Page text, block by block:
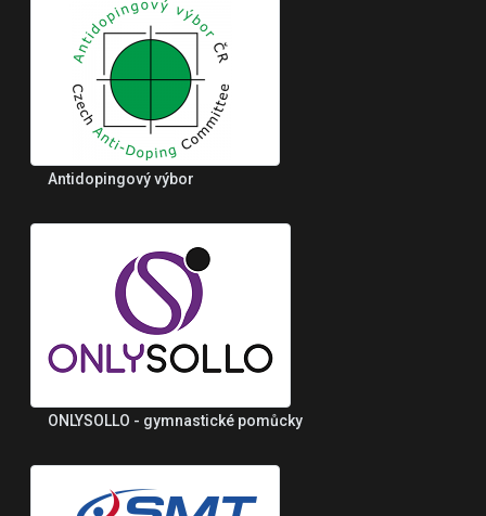
Antidopingový výbor
ONLYSOLLO - gymnastické pomůcky